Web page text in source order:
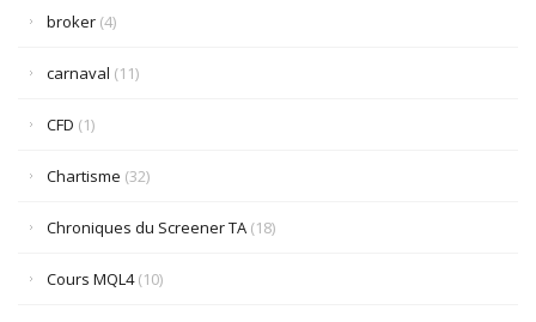
broker (4)
carnaval (11)
CFD (1)
Chartisme (32)
Chroniques du Screener TA (18)
Cours MQL4(10)